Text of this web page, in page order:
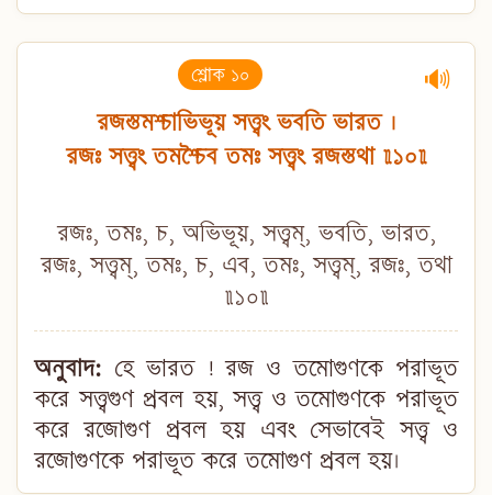
শ্লোক ১০ 🔊
রজস্তমশ্চাভিভূয় সত্ত্বং ভবতি ভারত ।
রজঃ সত্ত্বং তমশ্চৈব তমঃ সত্ত্বং রজস্তথা ॥১০॥
রজঃ, তমঃ, চ, অভিভূয়, সত্ত্বম্, ভবতি, ভারত,
রজঃ, সত্ত্বম্, তমঃ, চ, এব, তমঃ, সত্ত্বম্, রজঃ, তথা
॥১০॥
অনুবাদ: হে ভারত ! রজ ও তমোগুণকে পরাভূত
করে সত্ত্বগুণ প্রবল হয়, সত্ত্ব ও তমোগুণকে পরাভূত
করে রজোগুণ প্রবল হয় এবং সেভাবেই সত্ত্ব ও
রজোগুণকে পরাভূত করে তমোগুণ প্রবল হয়।